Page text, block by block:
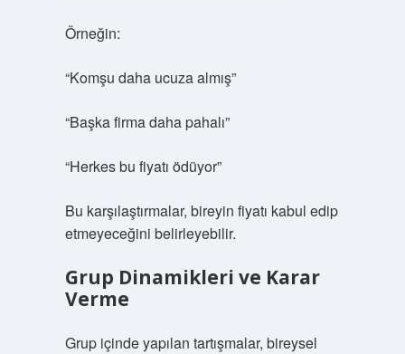
Örneğin:
“Komşu daha ucuza almış”
“Başka firma daha pahalı”
“Herkes bu fiyatı ödüyor”
Bu karşılaştırmalar, bireyin fiyatı kabul edip
etmeyeceğini belirleyebilir.
Grup Dinamikleri ve Karar
Verme
Grup içinde yapılan tartışmalar, bireysel